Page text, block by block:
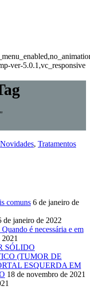
ver-5.0.1,vc_responsive
Novidades, Tratamentos
comuns 6 de janeiro de
de janeiro de 2022
é necessária e em
SÓLIDO
(TUMOR DE
ESQUERDA EM
18 de novembro de 2021